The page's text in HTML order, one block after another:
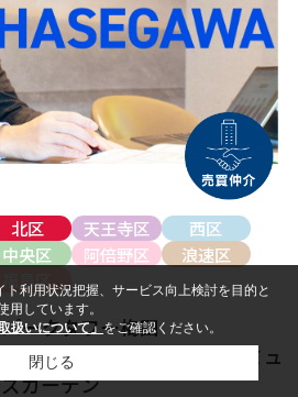
北区 天王寺区
西区
中央区
阿倍野区
浪速区
福島区
ークタワー梅田
オ高槻ミューズフロント,ミュ
ガーデン
利用状況把握、サービス向上検討を目的と
用しています。
扱いについて」をご確認ください。
閉じる